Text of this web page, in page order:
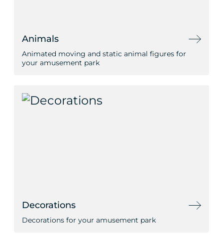
Animals
Animated moving and static animal figures for
your amusement park
Decorations
Decorations for your amusement park